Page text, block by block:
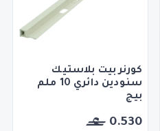
كورنر بيت بلاستيك
سنودين دائري 10 ملم
بيج
0.530